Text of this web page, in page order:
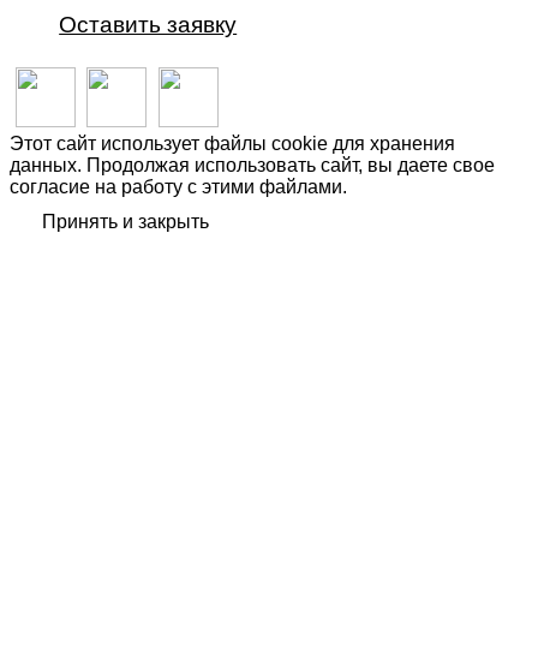
Оставить заявку
Этот сайт использует файлы cookie для хранения
данных. Продолжая использовать сайт, вы даете свое
согласие на работу с этими файлами.
Принять и закрыть